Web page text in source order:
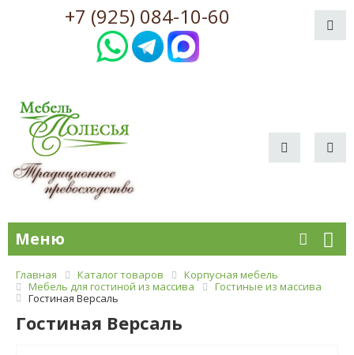
+7 (925) 084-10-60
Меню
Главная Каталог товаров
Корпусная мебель
Мебель для гостиной из массива
Гостиные из массива
Гостиная Версаль
Гостиная Версаль